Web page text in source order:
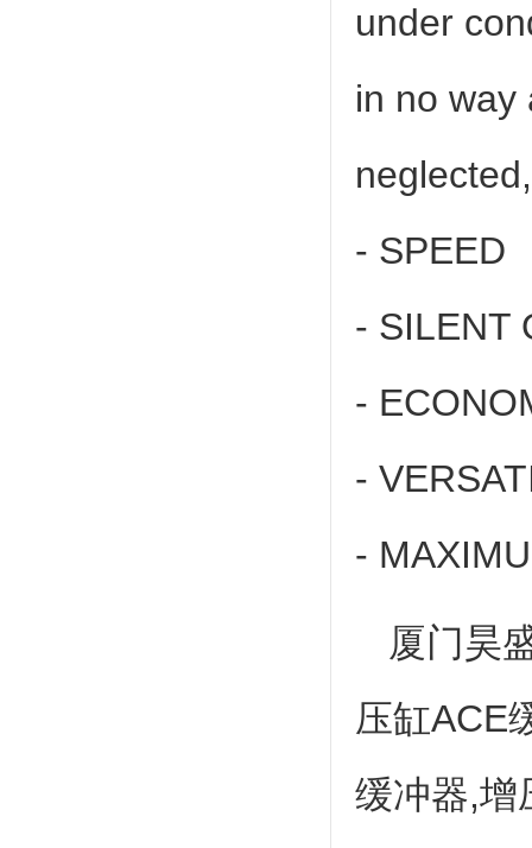
under
in no way
- SPEED
- SILENT
-
-
-
厦门昊
压缸ACE
缓冲器,增